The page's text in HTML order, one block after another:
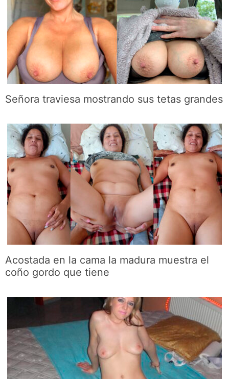
Señora traviesa mostrando sus tetas grandes
Acostada en la cama la madura muestra el
coño gordo que tiene